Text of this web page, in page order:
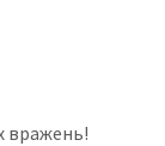
вражень!